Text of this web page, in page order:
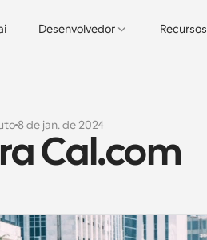
Desenvolvedor Recursos
8 de jan. de 2024
Cal.com